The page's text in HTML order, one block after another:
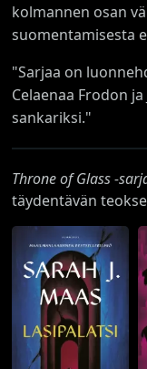
kolmannen osan
suomentamisesta
"Sarjaa on
Celaenaa Frodon
sankariksi."
Throne of Glass -
täydentävän